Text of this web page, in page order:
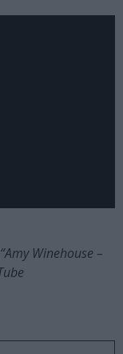
Winehouse –